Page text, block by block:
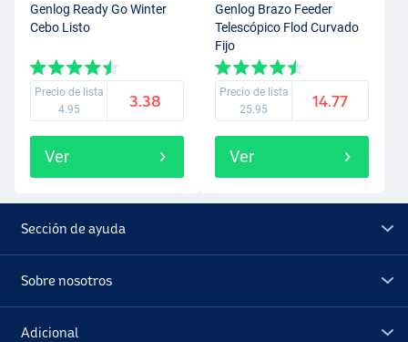
Genlog Ready Go Winter
Cebo Listo
Precio de lista
4.95
3.38
Ver
Genlog Brazo Feeder
Telescópico Flod Curvado
Fijo
Precio de lista
25.95
14.77
Ver
Sección de ayuda
Sobre nosotros
Adicional